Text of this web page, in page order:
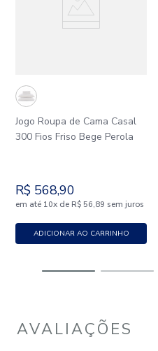
Jogo Roupa de Cama Casal
300 Fios Friso Bege Perola
R$ 568,90
em até 10x de R$ 56,89 sem juros
ADICIONAR AO CARRINHO
AVALIAÇÕES